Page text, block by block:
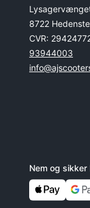
8722
CVR:
93944003
Nem og sikker